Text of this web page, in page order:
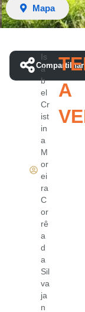
Mapa
Compartilhar
Is
a
b
el
Cr
ist
in
a
M
or
ei
ra
C
or
rê
a
d
a
Sil
va
ja
n
A